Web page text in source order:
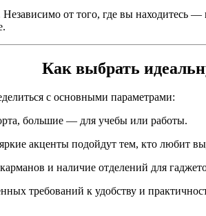
от того, где вы находитесь —
Как выбрать
с основными параметрами:
большие — для учебы или работы.
акценты подойдут тем, кто любит
и наличие отделений для
требований к удобству и